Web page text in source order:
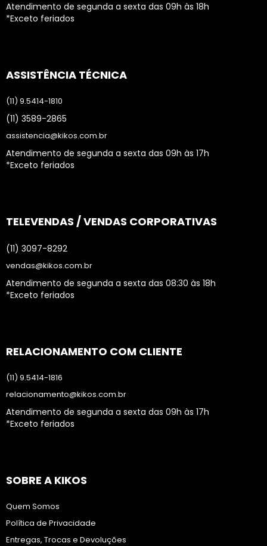
Atendimento de segunda a sexta das 09h às 18h
*Exceto feriados
ASSISTÊNCIA TÉCNICA
(11) 9.5414-1810
(11) 3589-2865
assistencia@kikos.com.br
Atendimento de segunda a sexta das 09h às 17h
*Exceto feriados
TELEVENDAS / VENDAS CORPORATIVAS
(11) 3097-8292
vendas@kikos.com.br
Atendimento de segunda a sexta das 08:30 às 18h
*Exceto feriados
RELACIONAMENTO COM CLIENTE
(11) 9.5414-1816
relacionamento@kikos.com.br
Atendimento de segunda a sexta das 09h às 17h
*Exceto feriados
SOBRE A KIKOS
Quem Somos
Política de Privacidade
Entregas, Trocas e Devoluções